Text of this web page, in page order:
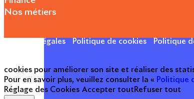
Nos métiers
Mentions légales Politique de cookies Politique
cookies pour améliorer son site et réaliser des
Pour en savoir plus, veuillez consulter la « Politique
Réglage des Cookies Accepter tout Refuser tout